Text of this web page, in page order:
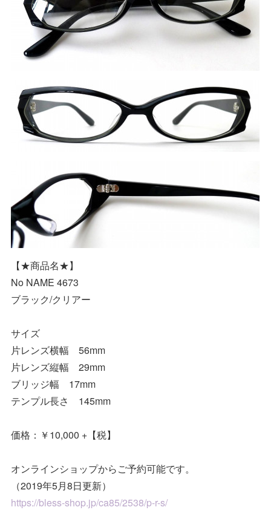
【★商品名★】
No NAME 4673
ブラック/クリアー
サイズ
片レンズ横幅 56mm
片レンズ縦幅 29mm
ブリッジ幅 17mm
テンプル長さ 145mm
価格：￥10,000 +【税】
オンラインショップからご予約可能です。
（2019年5月8日更新）
https://bless-shop.jp/ca85/2538/p-r-s/